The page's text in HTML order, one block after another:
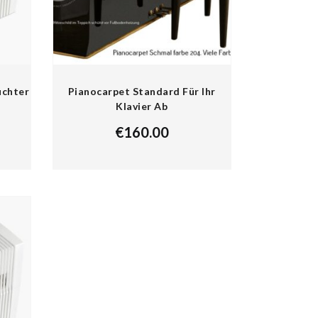
Pianocarpet Standard Für Ihr
Klavier Ab
€160.00